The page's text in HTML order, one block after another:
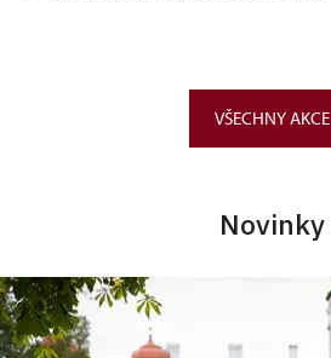
VŠECHNY AKCE
Novinky